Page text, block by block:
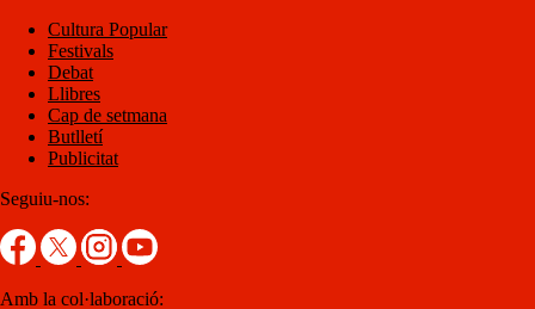
Cultura Popular
Festivals
Debat
Llibres
Cap de setmana
Butlletí
Publicitat
Seguiu-nos:
Amb la col·laboració: